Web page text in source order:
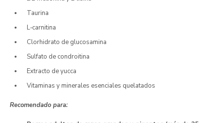
Taurina
L‑carnitina
Clorhidrato de glucosamina
Sulfato de condroitina
Extracto de yucca
Vitaminas y minerales esenciales quelatados
Recomendado para: